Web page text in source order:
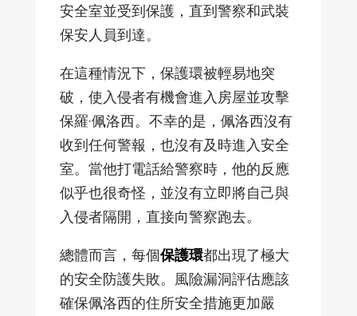
安全室並受到保護，直到警察和武裝
保安人員到達。
在這種情況下，保護環被輕易地突
破，使入侵者有機會進入房屋並攻擊
保羅·佩洛西。不幸的是，佩洛西沒有
收到任何警報，也沒有及時進入安全
室。當他打電話給警察時，他的反應
似乎也很奇怪，並沒有立即將自己與
入侵者隔開，直接向警察跑去。
總體而言，每個保護環都出現了極大
的安全防護失敗。風險漏洞評估應該
確保佩洛西的住所安全措施更加嚴